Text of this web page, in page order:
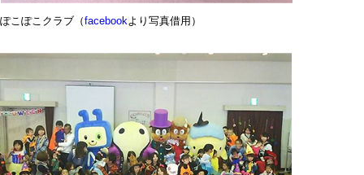
ぽこぽこクラブ（facebookより写真借用）